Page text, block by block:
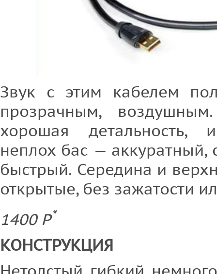
Звук с этим кабелем
прозрачным,
хорошая детальность,
неплох бас — аккуратный,
быстрый. Середина и
открытые, без зажатости
1400 P*
КОНСТРУКЦИЯ